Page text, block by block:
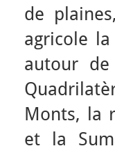
de
agricole
autour
Monts, la
et la